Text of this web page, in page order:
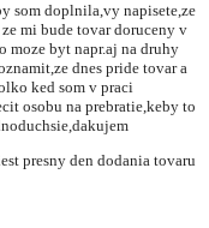
som doplnila,vy napisete,ze
mi bude tovar doruceny v
moze byt napr.aj na druhy
dnes pride tovar a
ked som v praci
osobu na prebratie,keby to
presny den dodania tovaru